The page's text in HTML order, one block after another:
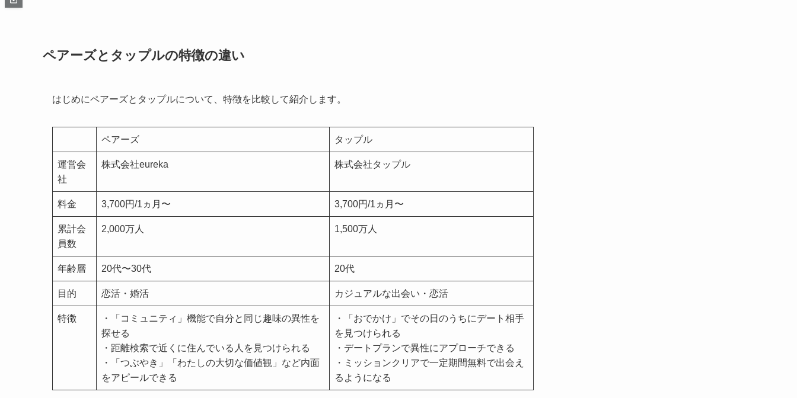
ペアーズとタップルの特徴の違い
はじめにペアーズとタップルについて、特徴を比較して紹介します。
ペアーズ タップル
運営会
社
株式会社eureka 株式会社タップル
料金 3,700円/1ヵ月〜 3,700円/1ヵ月〜
累計会
員数
2,000万人 1,500万人
年齢層 20代〜30代 20代
目的 恋活・婚活 カジュアルな出会い・恋活
特徴
・「コミュニティ」機能で自分と同じ趣味の異性を
探せる
・距離検索で近くに住んでいる人を見つけられる
・「つぶやき」「わたしの大切な価値観」など内面
をアピールできる
・「おでかけ」でその日のうちにデート相手
を見つけられる
・デートプランで異性にアプローチできる
・ミッションクリアで一定期間無料で出会え
るようになる